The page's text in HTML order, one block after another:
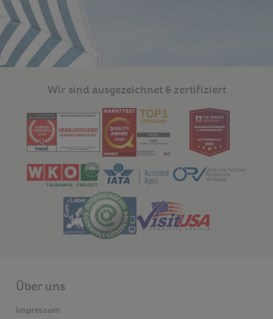
Wir sind ausgezeichnet & zertifiziert
Über uns
Impressum